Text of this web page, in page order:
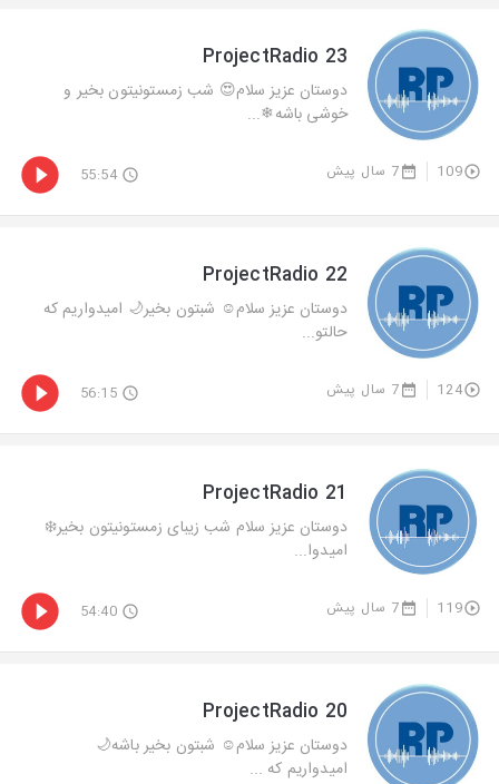
ProjectRadio 23
دوستان عزيز سلام😍 شب زمستونيتون بخير و
خوشى باشه❄...
109 7 سال پیش 55:54
ProjectRadio 22
دوستان عزيز سلام☺️ شبتون بخير🌙 اميدواريم كه
حالتو...
124 7 سال پیش 56:15
ProjectRadio 21
دوستان عزيز سلام شب زیبای زمستونيتون بخير❄️
اميدوا...
119 7 سال پیش 54:40
ProjectRadio 20
دوستان عزيز سلام☺️ شبتون بخير باشه🌙
اميدواريم كه ...